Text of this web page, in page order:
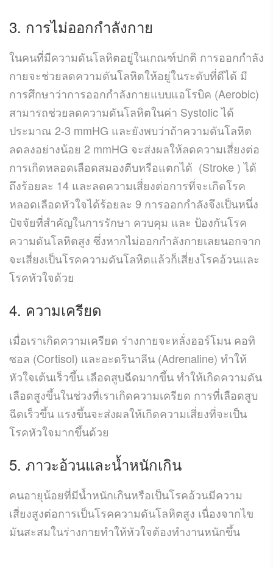
3. การไม่ออกกำลังกาย
ในคนที่มีความดันโลหิตอยู่ในเกณฑ์ปกติ การออกกำลัง
กายจะช่วยลดความดันโลหิตให้อยู่ในระดับที่ดีได้ มี
การศึกษาว่าการออกกำลังกายแบบแอโรบิค (Aerobic)
สามารถช่วยลดความดันโลหิตในค่า Systolic ได้
ประมาณ 2-3 mmHG และยังพบว่าถ้าความดันโลหิต
ลดลงอย่างน้อย 2 mmHG จะส่งผลให้ลดความเสี่ยงต่อ
การเกิดหลอดเลือดสมองตีบหรือแตกได้ (Stroke ) ได้
ถึงร้อยละ 14 และลดความเสี่ยงต่อการที่จะเกิดโรค
หลอดเลือดหัวใจได้ร้อยละ 9 การออกกำลังจึงเป็นหนึ่ง
ปัจจัยที่สำคัญในการรักษา ควบคุม และ ป้องกันโรค
ความดันโลหิตสูง ซึ่งหากไม่ออกกำลังกายเลยนอกจาก
จะเสี่ยงเป็นโรคความดันโลหิตแล้วก็เสี่ยงโรคอ้วนและ
โรคหัวใจด้วย
4. ความเครียด
เมื่อเราเกิดความเครียด ร่างกายจะหลั่งฮอร์โมน คอทิ
ซอล (Cortisol) และอะดรินาลีน (Adrenaline) ทำให้
หัวใจเต้นเร็วขึ้น เลือดสูบฉีดมากขึ้น ทำให้เกิดความดัน
เลือดสูงขึ้นในช่วงที่เราเกิดความเครียด การที่เลือดสูบ
ฉีดเร็วขึ้น แรงขึ้นจะส่งผลให้เกิดความเสี่ยงที่จะเป็น
โรคหัวใจมากขึ้นด้วย
5. ภาวะอ้วนและน้ำหนักเกิน
คนอายุน้อยที่มีน้ำหนักเกินหรือเป็นโรคอ้วนมีความ
เสี่ยงสูงต่อการเป็นโรคความดันโลหิตสูง เนื่องจากไข
มันสะสมในร่างกายทำให้หัวใจต้องทำงานหนักขึ้น